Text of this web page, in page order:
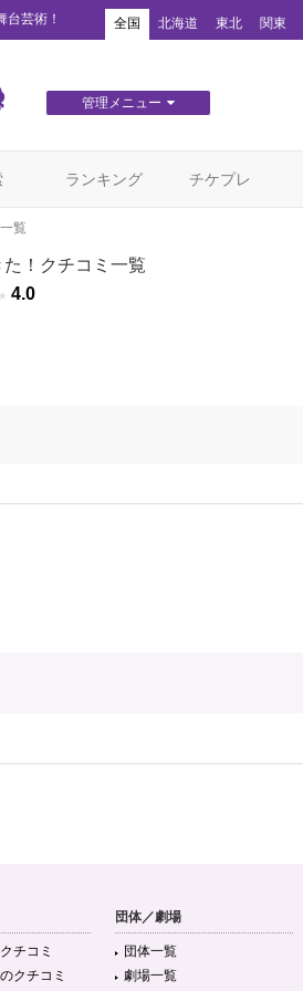
芸術！ 全国 北海道 東北 関東
管理メニュー
ランキング チケプレ
覧
た！クチコミ一覧
4.0
チコミ
クチコミ
団体／劇場
団体一覧
劇場一覧